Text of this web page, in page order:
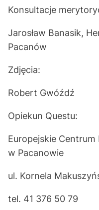
Konsultacje
Jarosław Banasik,
Pacanów
Zdjęcia:
Robert Gwóźdź
Opiekun Questu:
Europejskie Centrum
w Pacanowie
ul. Kornela
tel. 41 376 50 79